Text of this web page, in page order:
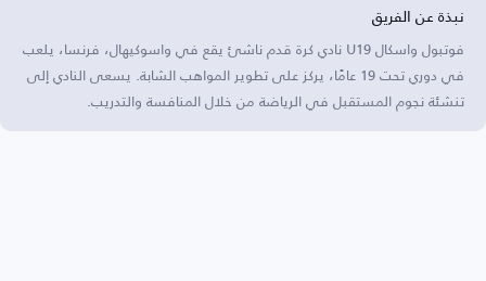
نبذة عن الفريق
فوتبول واسكال U19 نادي كرة قدم ناشئ يقع في واسوكيهال، فرنسا، يلعب
في دوري تحت 19 عامًا، يركز على تطوير المواهب الشابة. يسعى النادي إلى
تنشئة نجوم المستقبل في الرياضة من خلال المنافسة والتدريب.